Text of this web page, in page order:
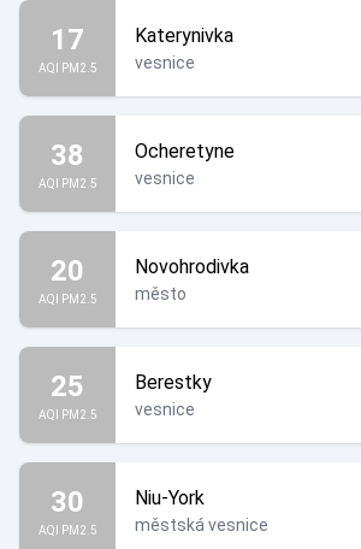
17
AQI PM2.5
Katerynivka
vesnice
38
AQI PM2.5
Ocheretyne
vesnice
20
AQI PM2.5
Novohrodivka
město
25
AQI PM2.5
Berestky
vesnice
30
AQI PM2.5
Niu-York
městská vesnice